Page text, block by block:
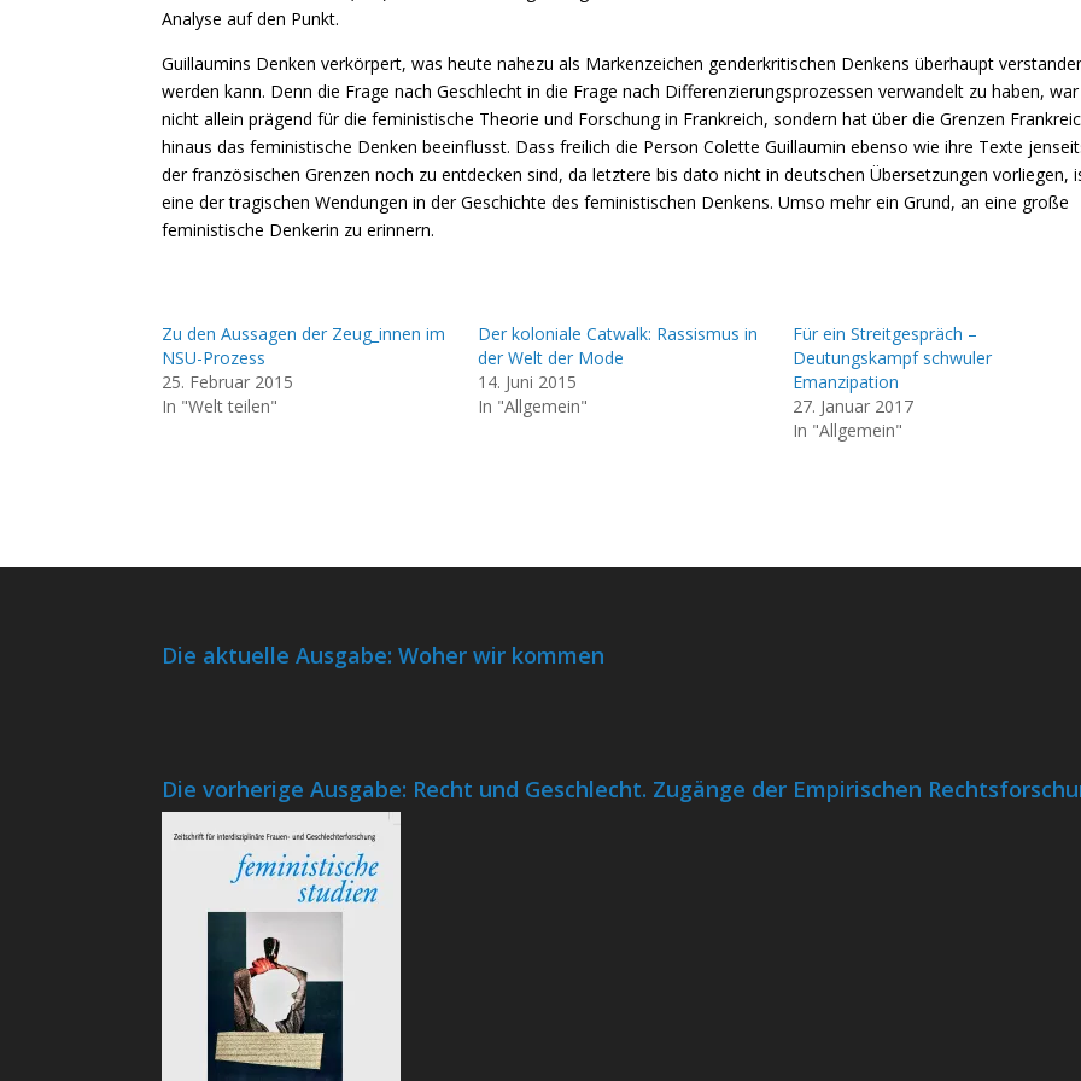
Analyse auf den Punkt.
Guillaumins Denken verkörpert, was heute nahezu als Markenzeichen genderkritischen Denkens überhaupt
werden kann. Denn die Frage nach Geschlecht in die Frage nach Differenzierungsprozessen verwandelt zu haben, war
nicht allein prägend für die feministische Theorie und Forschung in Frankreich, sondern hat über die Grenzen
hinaus das feministische Denken beeinflusst. Dass freilich die Person Colette Guillaumin ebenso wie ihre Texte
der französischen Grenzen noch zu entdecken sind, da letztere bis dato nicht in deutschen Übersetzungen vorliegen,
eine der tragischen Wendungen in der Geschichte des feministischen Denkens. Umso mehr ein Grund, an eine große
feministische Denkerin zu erinnern.
Zu den Aussagen der Zeug_innen im
NSU-Prozess
25. Februar 2015
In "Welt teilen"
Der koloniale Catwalk: Rassismus in
der Welt der Mode
14. Juni 2015
In "Allgemein"
Für ein Streitgespräch –
Deutungskampf schwuler
Emanzipation
27. Januar 2017
In "Allgemein"
Die aktuelle Ausgabe: Woher wir kommen
Die vorherige Ausgabe: Recht und Geschlecht. Zugänge der Empirischen